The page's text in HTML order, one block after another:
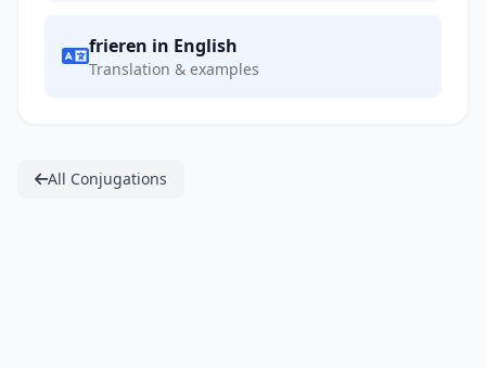
frieren in English
Translation & examples
All Conjugations